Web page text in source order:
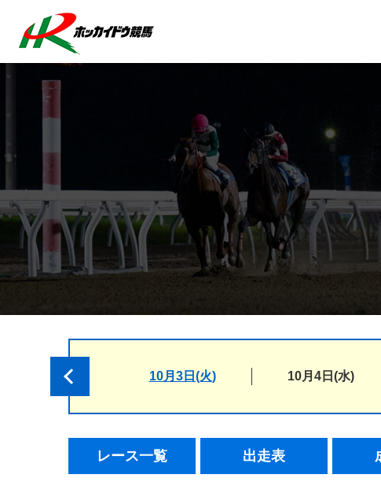
デー
10月3日(火) 10月4日(水)
レース一覧 出走表